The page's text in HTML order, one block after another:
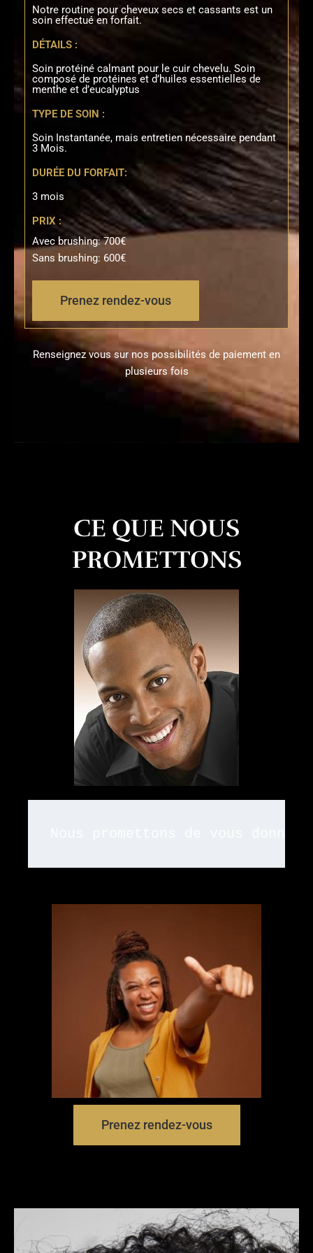
Notre routine pour cheveux secs et cassants est un
soin effectué en forfait.
DÉTAILS :
Soin protéiné calmant pour le cuir chevelu. Soin
composé de protéines et d’huiles essentielles de
menthe et d’eucalyptus
TYPE DE SOIN :
Soin Instantanée, mais entretien nécessaire pendant
3 Mois.
DURÉE DU FORFAIT:
3 mois
PRIX :
Avec brushing: 700€
Sans brushing: 600€
Prenez rendez-vous
Renseignez vous sur nos possibilités de paiement en
plusieurs fois
CE QUE NOUS
PROMETTONS
Prenez rendez-vous